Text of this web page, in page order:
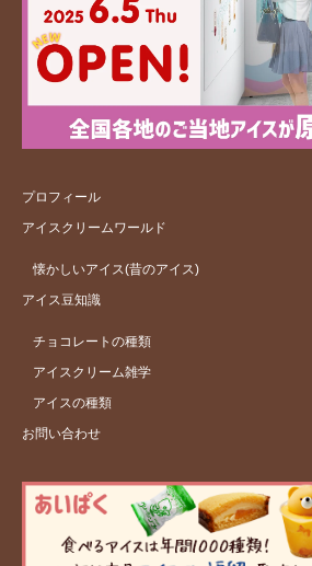
プロフィール
アイスクリームワールド
懐かしいアイス(昔のアイス)
アイス豆知識
チョコレートの種類
アイスクリーム雑学
アイスの種類
お問い合わせ